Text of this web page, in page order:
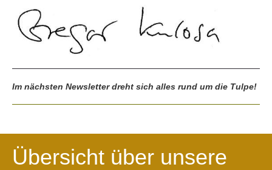
Im nächsten Newsletter dreht sich alles rund um die Tulpe!
Übersicht über unsere